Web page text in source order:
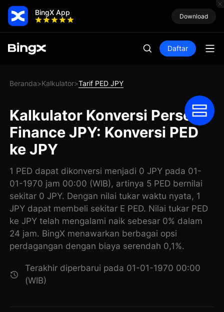
BingX App Download
Daftar
Beranda>Kalkulator>Tarif PED JPY
Kalkulator Konversi Perseid
Finance JPY: Konversi PED
ke JPY
1 PED dapat dikonversi menjadi 0 JPY pada 01-
01-1970 jam 00:00 (WIB), artinya 5 PED bernilai
sekitar 0 JPY. Dengan nilai tukar waktu nyata, 1
JPY dapat membeli sekitar E PED. Nilai tukar PED
ke JPY telah mengalami naik sebesar 0% dalam
24 jam. BingX menawarkan berbagai opsi
perdagangan dengan biaya serendah 0,1%.
Terakhir diperbarui pada 01-01-1970 00:00
(WIB)